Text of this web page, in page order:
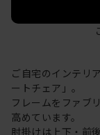
ご自宅のインテリ
ートチェア」。
フレームをファブ
高めています。
肘掛けは上下・前